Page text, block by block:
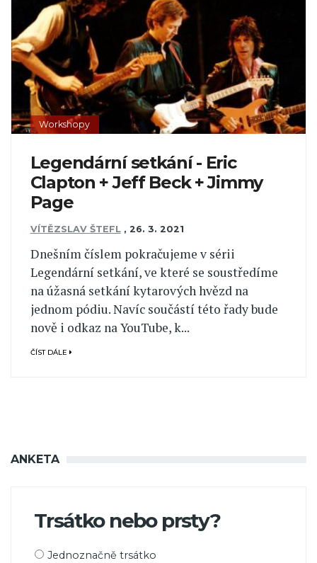
Workshopy
Legendární setkání - Eric
Clapton + Jeff Beck + Jimmy
Page
VÍTĚZSLAV ŠTEFL , 26. 3. 2021
Dnešním číslem pokračujeme v sérii
Legendární setkání, ve které se soustředíme
na úžasná setkání kytarových hvězd na
jednom pódiu. Navíc součástí této řady bude
nově i odkaz na YouTube, k...
ČÍST DÁLE
ANKETA
Trsátko nebo prsty?
Možnosti
Jednoznačně trsátko